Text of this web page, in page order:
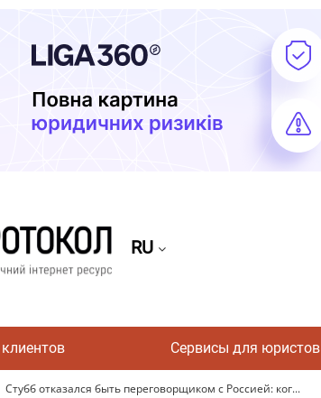
RU
Сервисы для юристов
Стубб отказался быть переговорщиком с Россией: ког...